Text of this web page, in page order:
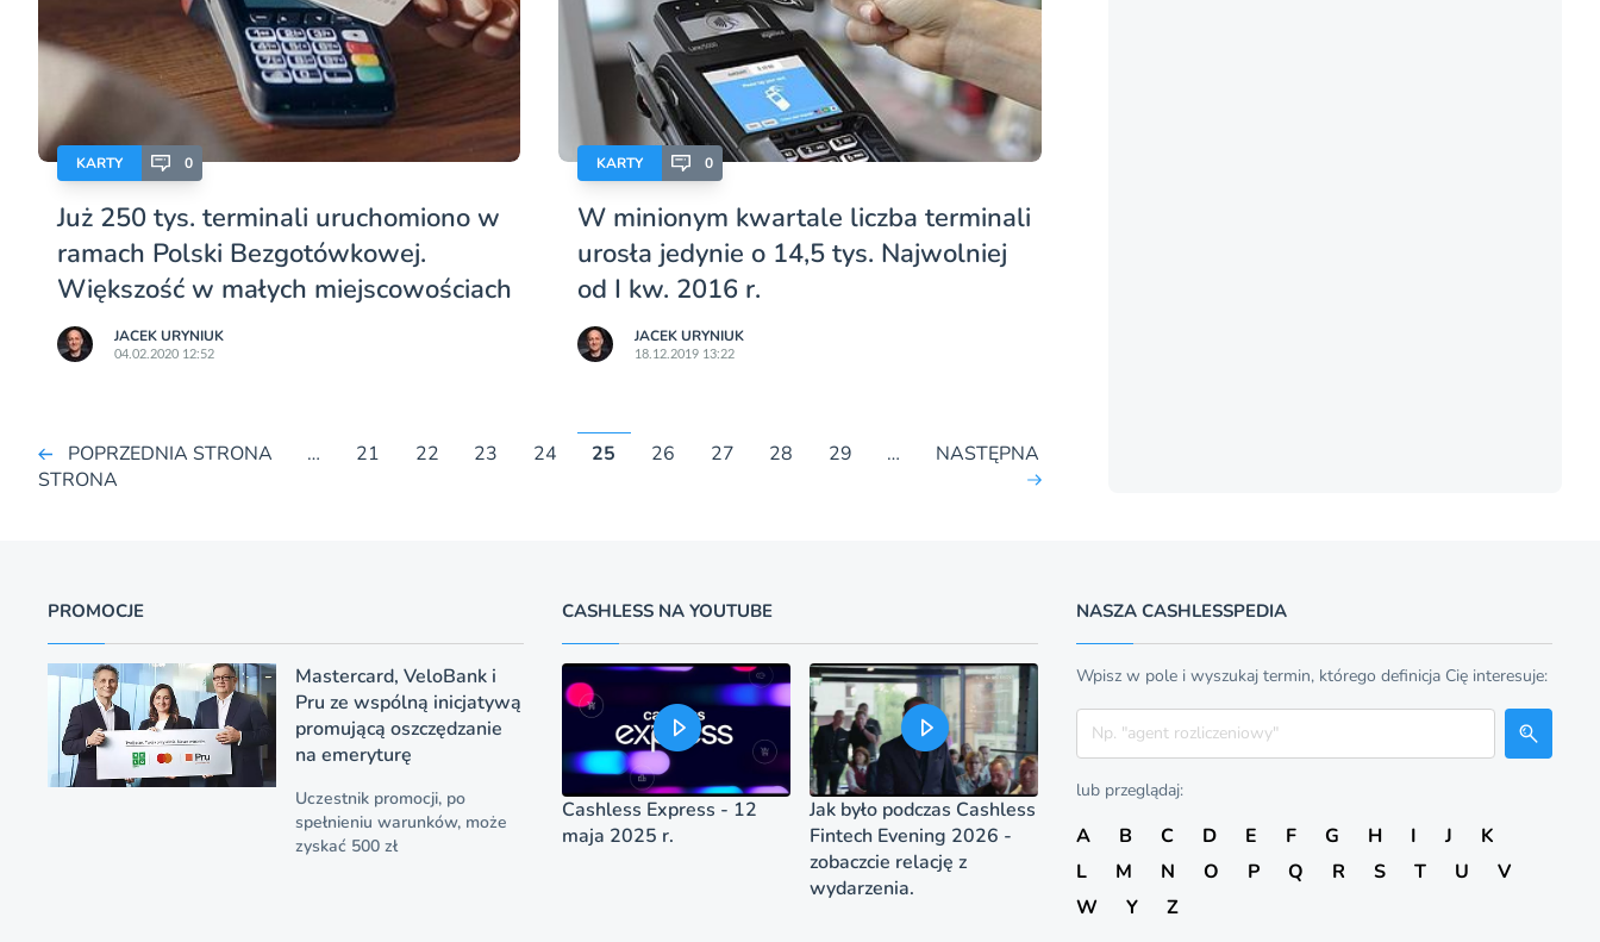
KARTY 0
Już 250 tys. terminali uruchomiono w
ramach Polski Bezgotówkowej.
Większość w małych miejscowościach
JACEK URYNIUK
04.02.2020 12:52
KARTY 0
W minionym kwartale liczba terminali
urosła jedynie o 14,5 tys. Najwolniej
od I kw. 2016 r.
JACEK URYNIUK
18.12.2019 13:22
POPRZEDNIA STRONA … 21 22 23 24 25 26 27 28 29 …
NASTĘPNA
STRONA
PROMOCJE
Mastercard, VeloBank i
Pru ze wspólną inicjatywą
promującą oszczędzanie
na emeryturę
Uczestnik promocji, po
spełnieniu warunków, może
zyskać 500 zł
CASHLESS NA YOUTUBE
Cashless Express - 12
maja 2025 r.
Jak było podczas Cashless
Fintech Evening 2026 -
zobaczcie relację z
wydarzenia.
NASZA CASHLESSPEDIA
Wpisz w pole i wyszukaj termin, którego definicja Cię interesuje:
Szukaj
lub przeglądaj:
A B C D E F G H I J
K
L
M N O P Q R S T U
V
W
Y Z